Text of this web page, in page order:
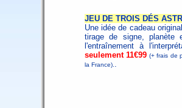
JEU DE TROIS DÉS
Une idée de cadeau
tirage de signe, planète
l'entraînement à
seulement 11€99 (+ frais de
la France). .